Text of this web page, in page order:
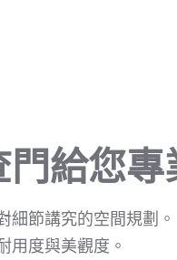
給您專
細節講究的空間規劃
用度與美觀度。